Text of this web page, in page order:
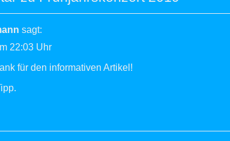
sagt:
22:03 Uhr
für den informativen Artikel!